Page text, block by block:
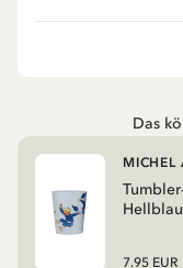
Das
Hellblau
MICHEL
7.95 EUR